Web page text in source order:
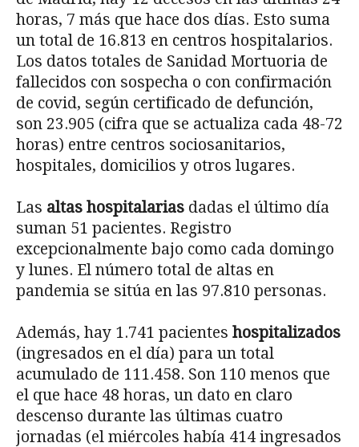
horas, 7 más que hace dos días. Esto suma
un total de 16.813 en centros hospitalarios.
Los datos totales de Sanidad Mortuoria de
fallecidos con sospecha o con confirmación
de covid, según certificado de defunción,
son 23.905 (cifra que se actualiza cada 48-72
horas) entre centros sociosanitarios,
hospitales, domicilios y otros lugares.
Las altas hospitalarias dadas el último día
suman 51 pacientes. Registro
excepcionalmente bajo como cada domingo
y lunes. El número total de altas en
pandemia se sitúa en las 97.810 personas.
Además, hay 1.741 pacientes hospitalizados
(ingresados en el día) para un total
acumulado de 111.458. Son 110 menos que
el que hace 48 horas, un dato en claro
descenso durante las últimas cuatro
jornadas (el miércoles había 414 ingresados